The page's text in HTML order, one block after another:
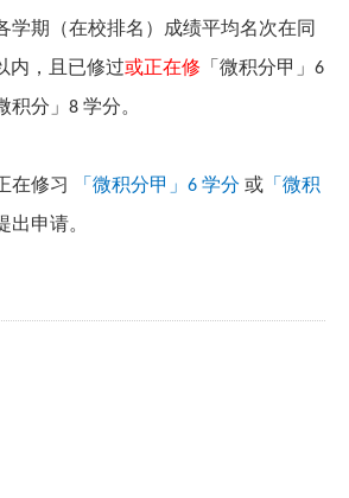
学期（在校排名）成绩平均名次在同
内，且已修过或正在修 「微积分甲」 6
积分」 8 学分。
在修习 「微积分甲」 6 学分 或 「微积
出申请。